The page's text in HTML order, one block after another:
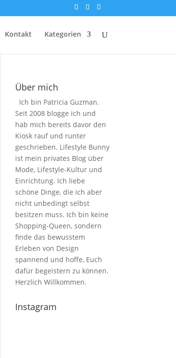
Kontakt Kategorien
Über mich
Ich bin Patricia Guzman.
Seit 2008 blogge ich und
hab mich bereits davor den
Kiosk rauf und runter
geschrieben. Lifestyle Bunny
ist mein privates Blog über
Mode, Lifestyle-Kultur und
Einrichtung. Ich liebe
schöne Dinge, die ich aber
nicht unbedingt selbst
besitzen muss. Ich bin keine
Shopping-Queen, sondern
finde das bewusstem
Erleben von Design
spannend und hoffe, Euch
dafür begeistern zu können.
Herzlich Willkommen.
Instagram